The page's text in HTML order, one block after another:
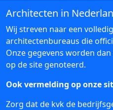
Architecten in
Wij streven naar een
architectenbureaus die
Onze gegevens worden
op de site genoteerd.
Ook vermelding op onze
Zorg dat de kvk de